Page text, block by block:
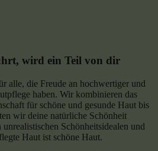
wird ein Teil von dir
alle, die Freude an hochwertiger und
haben. Wir kombinieren das
für schöne und gesunde Haut bis
wir deine natürliche Schönheit
Schönheitsidealen und
Haut ist schöne Haut.